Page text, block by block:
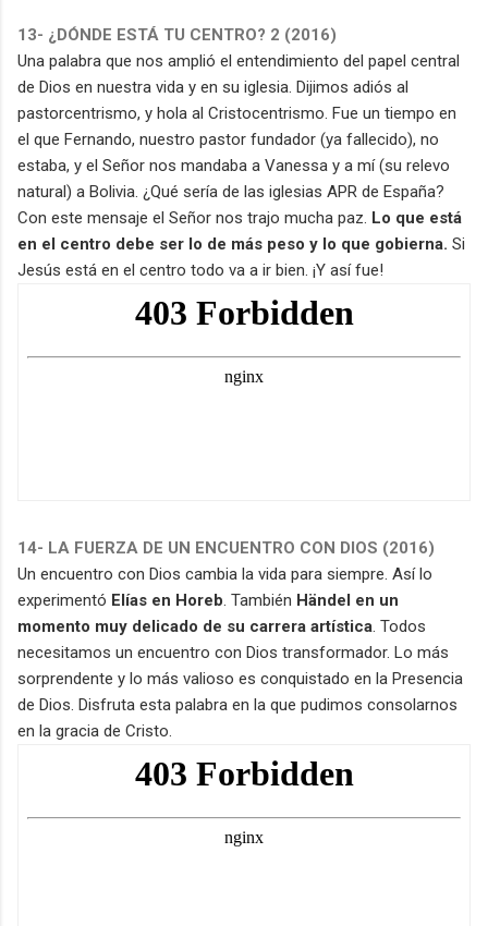
13- ¿DÓNDE ESTÁ TU CENTRO? 2 (2016)
Una palabra que nos amplió el entendimiento del papel central
de Dios en nuestra vida y en su iglesia. Dijimos adiós al
pastorcentrismo, y hola al Cristocentrismo. Fue un tiempo en
el que Fernando, nuestro pastor fundador (ya fallecido), no
estaba, y el Señor nos mandaba a Vanessa y a mí (su relevo
natural) a Bolivia. ¿Qué sería de las iglesias APR de España?
Con este mensaje el Señor nos trajo mucha paz. Lo que está
en el centro debe ser lo de más peso y lo que gobierna. Si
Jesús está en el centro todo va a ir bien. ¡Y así fue!
14- LA FUERZA DE UN ENCUENTRO CON DIOS (2016)
Un encuentro con Dios cambia la vida para siempre. Así lo
experimentó Elías en Horeb . También Händel en un
momento muy delicado de su carrera artística . Todos
necesitamos un encuentro con Dios transformador. Lo más
sorprendente y lo más valioso es conquistado en la Presencia
de Dios. Disfruta esta palabra en la que pudimos consolarnos
en la gracia de Cristo.